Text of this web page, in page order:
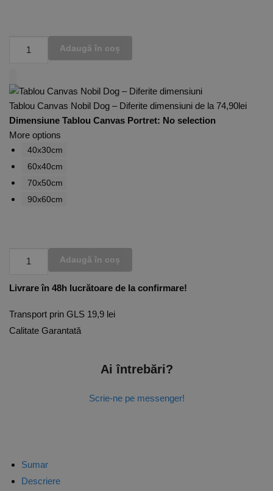
Adaugă în coș
Tablou Canvas Nobil Dog – Diferite dimensiuni de la 74,90lei
Dimensiune Tablou Canvas Portret: No selection
More options
40x30cm
60x40cm
70x50cm
90x60cm
Adaugă în coș
Livrare în 48h lucrătoare de la confirmare!
Transport prin GLS 19,9 lei
Calitate Garantată
Ai întrebări?
Scrie-ne pe messenger!
Sumar
Descriere